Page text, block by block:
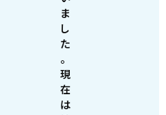
ま
し
た
。
現
在
は